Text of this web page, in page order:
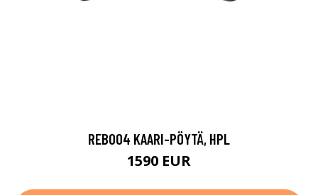
REB004 KAARI-PÖYTÄ, HPL
1590 EUR